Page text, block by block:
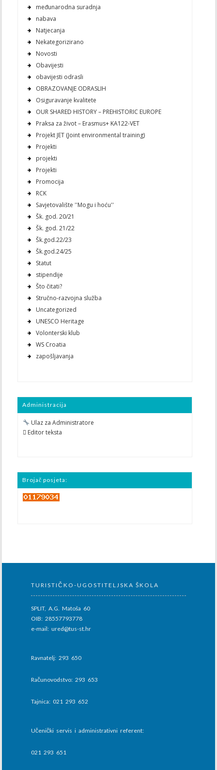
međunarodna suradnja
nabava
Natjecanja
Nekategorizirano
Novosti
Obavijesti
obavijesti odrasli
OBRAZOVANJE ODRASLIH
Osiguravanje kvalitete
OUR SHARED HISTORY – PREHISTORIC EUROPE
Praksa za život – Erasmus+ KA122-VET
Projekt JET (Joint environmental training)
Projekti
projekti
Projekti
Promocija
RCK
Savjetovalište ''Mogu i hoću''
Šk. god. 20/21
Šk. god. 21/22
Šk.god.22/23
Šk.god.24/25
Statut
stipendije
Što čitati?
Stručno-razvojna služba
Uncategorized
UNESCO Heritage
Volonterski klub
WS Croatia
zapošljavanja
Administracija
Ulaz za Administratore
 Editor teksta
Brojač posjeta:
TURISTIČKO-UGOSTITELJSKA ŠKOLA
SPLIT, A.G. Matoša 60
OIB: 28557793778
e-mail: ured@tus-st.hr
Ravnatelj: 293 650
Računovodstvo: 293 653
Tajnica: 021 293 652
Učenički servis i administrativni referent:
021 293 651